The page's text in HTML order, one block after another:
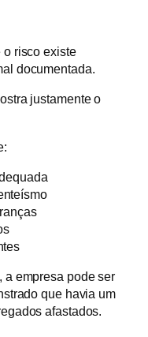
o risco existe
documentada.
justamente o
a empresa pode ser
que havia um
afastados.